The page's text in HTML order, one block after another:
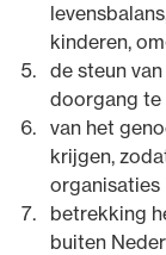
kinderen,
de steun
doorgang te
van het
krijgen,
organisaties
betrekking
buiten